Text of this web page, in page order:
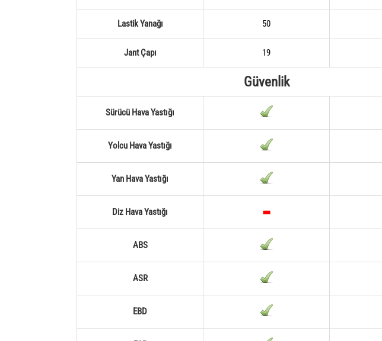
Lastik Yanağı 50
Jant Çapı 19
Güvenlik
Sürücü Hava Yastığı
Yolcu Hava Yastığı
Yan Hava Yastığı
Diz Hava Yastığı
ABS
ASR
EBD